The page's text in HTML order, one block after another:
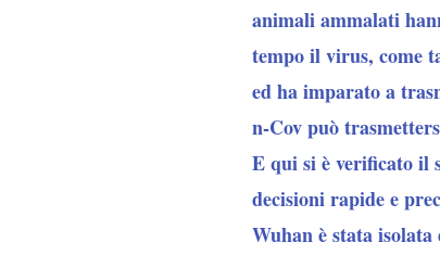
animali ammalati
tempo il virus, come
ed ha imparato a
n-Cov può
E qui si è verificato il
decisioni rapide e
Wuhan è stata